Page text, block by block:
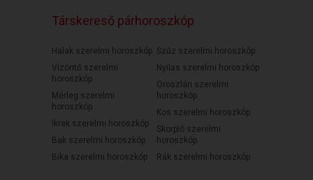
Társkereső párhoroszkóp
Halak szerelmi horoszkóp
Vízöntő szerelmi
horoszkóp
Mérleg szerelmi
horoszkóp
Ikrek szerelmi horoszkóp
Bak szerelmi horoszkóp
Bika szerelmi horoszkóp
Szűz szerelmi horoszkóp
Nyilas szerelmi horoszkóp
Oroszlán szerelmi
horoszkóp
Kos szerelmi horoszkóp
Skorpió szerelmi
horoszkóp
Rák szerelmi horoszkóp